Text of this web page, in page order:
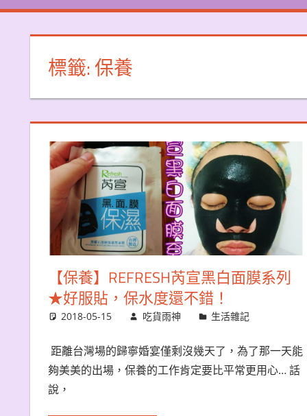
標籤:保養
【保養】REFRESH芮宣黑白面膜系列
★好服貼，保水度還不錯！
2018-05-15 吃貨雨神 生活雜記
距離台灣場的歸寧婚宴僅剩沒幾天了，為了那一天能
夠美美的出場，保養的工作肯定要比平常更用心… 話
說，